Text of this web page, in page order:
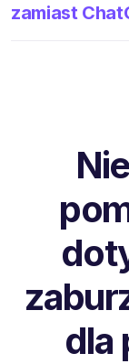
zamiast
dla